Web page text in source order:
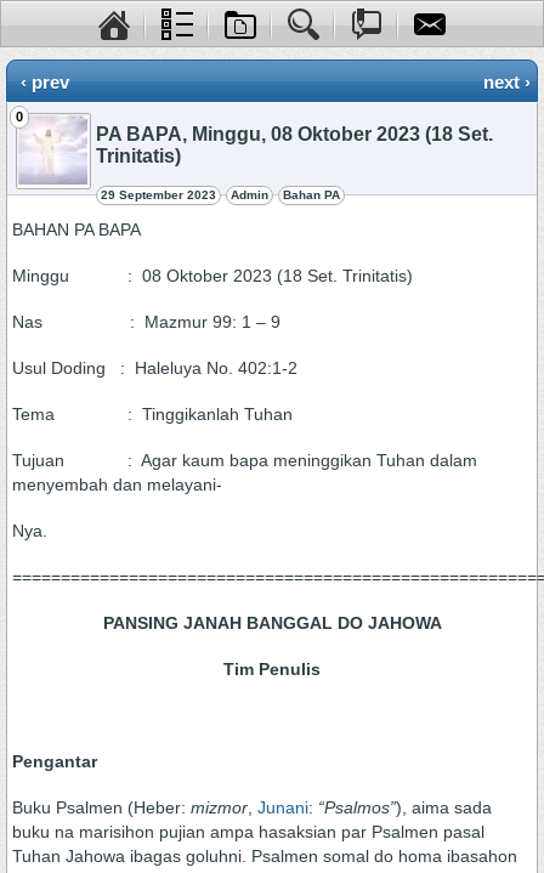
‹ prev next ›
0
PA BAPA, Minggu, 08 Oktober 2023 (18 Set.
Trinitatis)
29 September 2023 Admin Bahan PA
BAHAN PA BAPA
Minggu : 08 Oktober 2023 (18 Set. Trinitatis)
Nas : Mazmur 99: 1 – 9
Usul Doding : Haleluya No. 402:1-2
Tema : Tinggikanlah Tuhan
Tujuan : Agar kaum bapa meninggikan Tuhan dalam
menyembah dan melayani-
Nya.
PANSING JANAH BANGGAL DO JAHOWA
Tim Penulis
Pengantar
Buku Psalmen (Heber: mizmor Junani: “Psalmos”), aima sada
buku na marisihon pujian ampa hasaksian par Psalmen pasal
Tuhan Jahowa ibagas goluhni. Psalmen somal do homa ibasahon